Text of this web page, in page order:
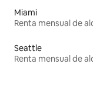
Miami
Seattle